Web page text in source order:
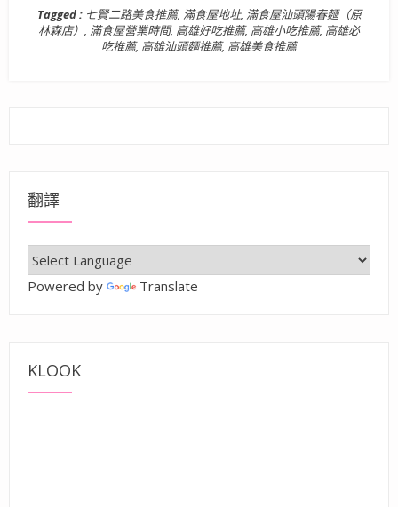
Tagged : 七賢二路美食推薦, 滿食屋地址, 滿食屋汕頭陽春麵（原
林森店） , 滿食屋營業時間, 高雄好吃推薦, 高雄小吃推薦, 高雄必
吃推薦, 高雄汕頭麵推薦, 高雄美食推薦
翻譯
Powered by Translate
KLOOK